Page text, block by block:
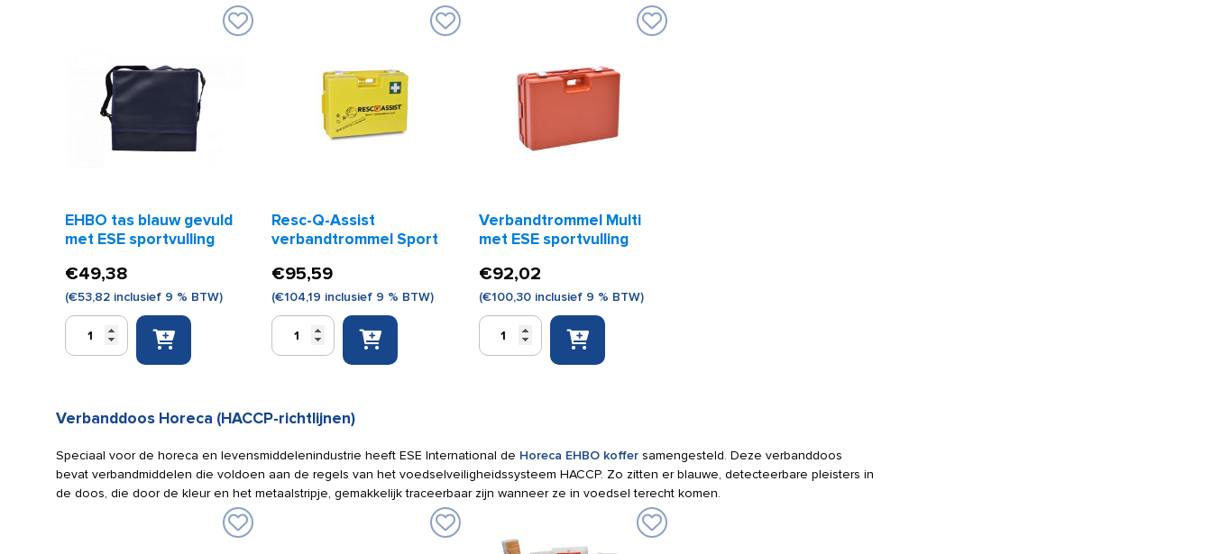
EHBO tas blauw gevuld
met ESE sportvulling
€49,38
(€53,82 inclusief 9 % BTW)
EHBO
ESE
aantal
Resc-Q-Assist
verbandtrommel Sport
€95,59
(€104,19 inclusief 9 % BTW)
Resc-
aantal
Verbandtrommel Multi
met ESE sportvulling
€92,02
(€100,30inclusief 9 % BTW)
Verbandtrommel
Multi
Verbanddoos Horeca (HACCP-richtlijnen)
Speciaal voor de horeca en levensmiddelenindustrie heeft ESE International de Horeca EHBO koffer samengesteld. Deze verbanddoos
bevat verbandmiddelen die voldoen aan de regels van het voedselveiligheidssysteem HACCP. Zo zitten er blauwe, detecteerbare pleisters in
de doos, die door de kleur en het metaalstripje, gemakkelijk traceerbaar zijn wanneer ze in voedsel terecht komen.